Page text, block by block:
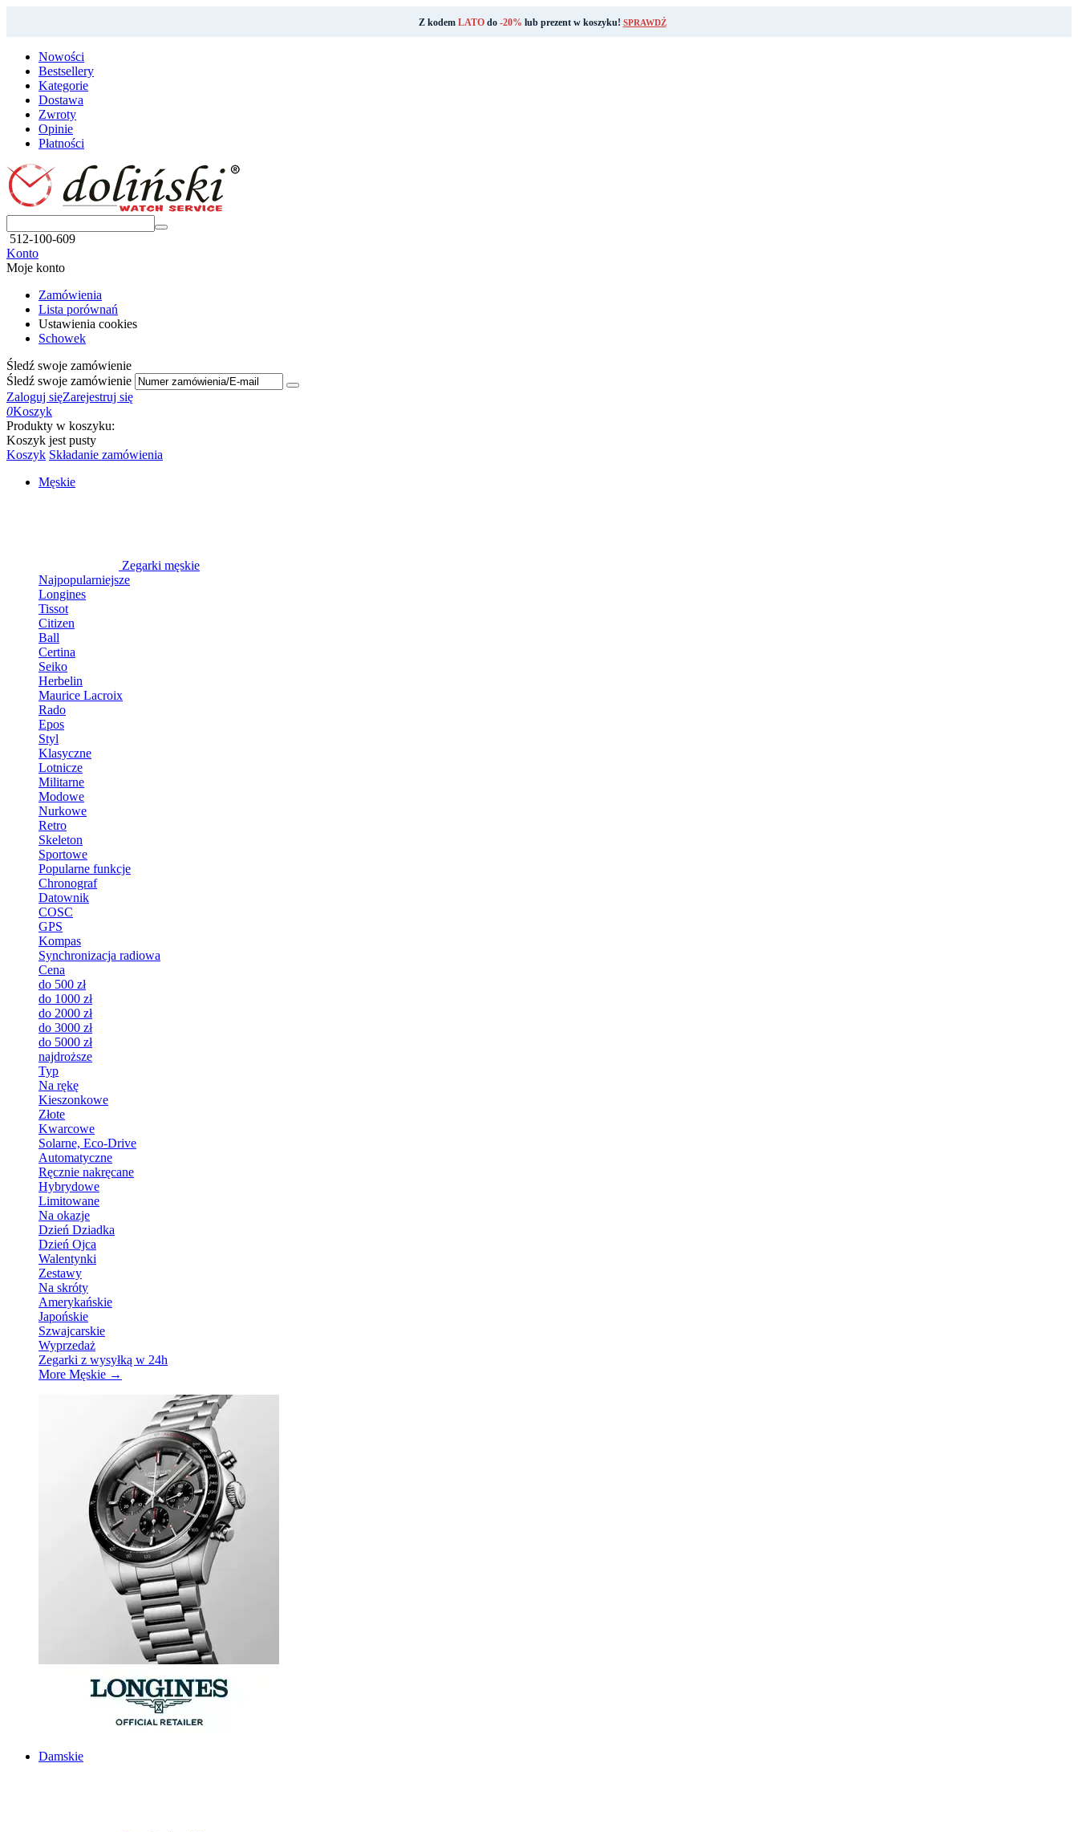
Z kodem LATOdo -20% lub prezent w koszyku! SPRAWDŹ
Nowości
Bestsellery
Kategorie
Dostawa
Zwroty
Opinie
Płatności
512-100-609
Konto
Moje konto
Zamówienia
Lista porównań
Ustawienia cookies
Schowek
Śledź swoje zamówienie
Śledź swoje zamówienie
Zaloguj sięZarejestruj się
0Koszyk
Produkty w koszyku:
Koszyk jest pusty
Koszyk Składanie zamówienia
Męskie
Zegarki męskie
Najpopularniejsze
Longines
Tissot
Citizen
Ball
Certina
Seiko
Herbelin
Maurice Lacroix
Rado
Epos
Styl
Klasyczne
Lotnicze
Militarne
Modowe
Nurkowe
Retro
Skeleton
Sportowe
Popularne funkcje
Chronograf
Datownik
COSC
GPS
Kompas
Synchronizacja radiowa
Cena
do 500 zł
do 1000 zł
do 2000 zł
do 3000 zł
do 5000 zł
najdroższe
Typ
Na rękę
Kieszonkowe
Złote
Kwarcowe
Solarne, Eco-Drive
Automatyczne
Ręcznie nakręcane
Hybrydowe
Limitowane
Na okazje
Dzień Dziadka
Dzień Ojca
Walentynki
Zestawy
Na skróty
Amerykańskie
Japońskie
Szwajcarskie
Wyprzedaż
Zegarki z wysyłką w 24h
More Męskie →
Damskie